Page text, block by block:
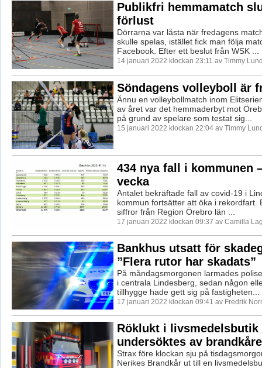
Publikfri hemmamatch
förlust
Dörrarna var låsta när fredagens
skulle spelas, istället fick man följa
Facebook. Efter ett beslut från WSK ...
14 januari 2022 klockan 23:11 av Timmy
Söndagens volleyboll är
Ännu en volleybollmatch inom
av året var det hemmaderbyt mot
på grund av spelare som testat sig...
15 januari 2022 klockan 22:04 av Timmy
434 nya fall i kommunen
vecka
Antalet bekräftade fall av covid-19 i
kommun fortsätter att öka i rekordfart.
siffror från Region Örebro län ...
17 januari 2022 klockan 09:37 av Camilla
Bankhus utsatt för
”Flera rutor har skadats”
På måndagsmorgonen larmades
i centrala Lindesberg, sedan någon
tillhygge hade gett sig på fastigheten...
17 januari 2022 klockan 09:41 av Fredrik
Röklukt i livsmedelsbutik
undersöktes av
Strax före klockan sju på
Nerikes Brandkår ut till en